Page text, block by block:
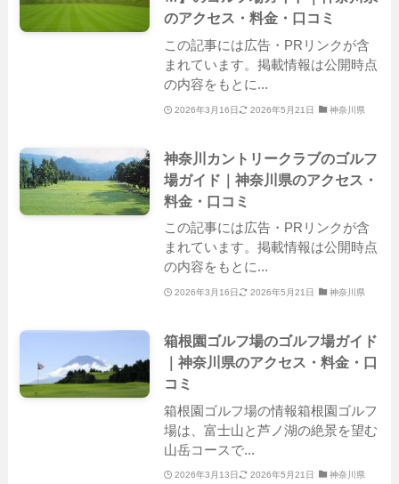
のアクセス・料金・口コミ
この記事には広告・PRリンクが含
まれています。掲載情報は公開時点
の内容をもとに...
2026年3月16日 2026年5月21日 神奈川県
神奈川カントリークラブのゴルフ
場ガイド｜神奈川県のアクセス・
料金・口コミ
この記事には広告・PRリンクが含
まれています。掲載情報は公開時点
の内容をもとに...
2026年3月16日 2026年5月21日 神奈川県
箱根園ゴルフ場のゴルフ場ガイド
｜神奈川県のアクセス・料金・口
コミ
箱根園ゴルフ場の情報箱根園ゴルフ
場は、富士山と芦ノ湖の絶景を望む
山岳コースで...
2026年3月13日 2026年5月21日 神奈川県